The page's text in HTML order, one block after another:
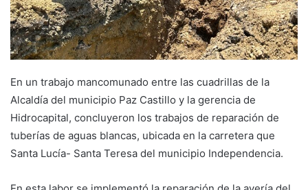
En un trabajo mancomunado entre las cuadrillas de la
Alcaldía del municipio Paz Castillo y la gerencia de
Hidrocapital, concluyeron los trabajos de reparación de
tuberías de aguas blancas, ubicada en la carretera que
Santa Lucía- Santa Teresa del municipio Independencia.